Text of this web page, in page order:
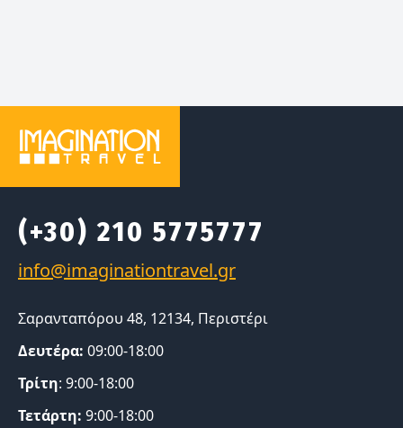
(+30) 210 5775777
Σαρανταπόρου 48, 12134, Περιστέρι
Δευτέρα: 09:00-18:00
Τρίτη: 9:00-18:00
Τετάρτη: 9:00-18:00